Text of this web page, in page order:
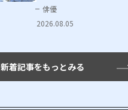
俳優
2026.08.05
新着記事をもっとみる